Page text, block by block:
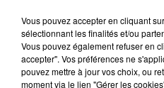
Madonna
Sensation
Vous pouvez accepter en cliquant
sélectionnant les finalités et/ou
Vous pouvez également refuser en
accepter". Vos préférences ne
pouvez mettre à jour vos choix, ou
moment via le lien "Gérer les